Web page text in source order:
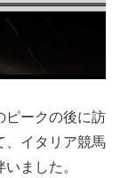
ピークの後に訪
、イタリア競馬
ました。